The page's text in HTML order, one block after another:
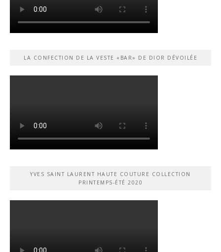
LA CONFECTION DE LA VESTE «BAR» DE DIOR DÉVOILÉE
YVES SAINT LAURENT HAUTE COUTURE COLLECTION
PRINTEMPS-ÉTÉ 2020